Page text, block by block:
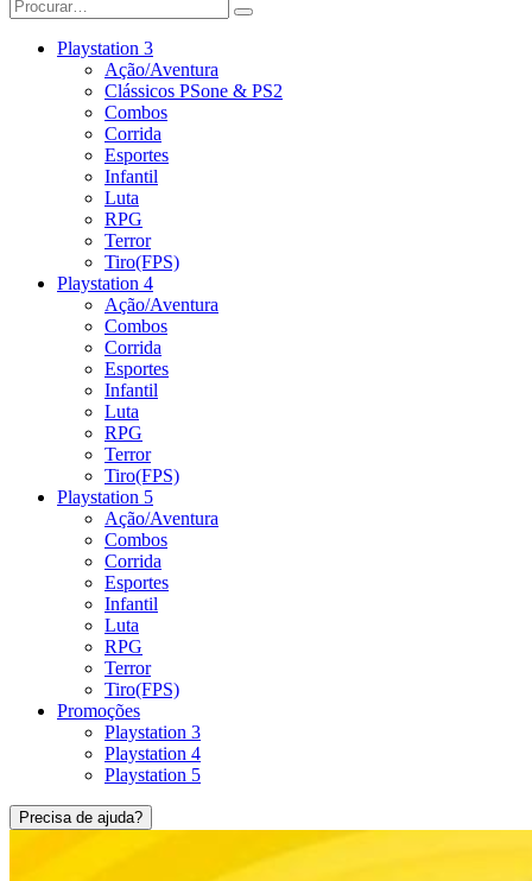
Playstation 3
Ação/Aventura
Clássicos PSone & PS2
Combos
Corrida
Esportes
Infantil
Luta
RPG
Terror
Tiro(FPS)
Playstation 4
Ação/Aventura
Combos
Corrida
Esportes
Infantil
Luta
RPG
Terror
Tiro(FPS)
Playstation 5
Ação/Aventura
Combos
Corrida
Esportes
Infantil
Luta
RPG
Terror
Tiro(FPS)
Promoções
Playstation 3
Playstation 4
Playstation 5
Precisa de ajuda?